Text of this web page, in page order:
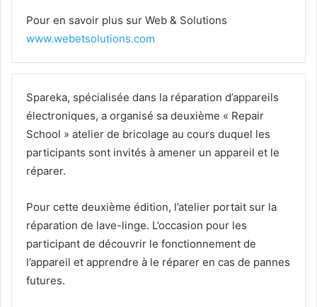
Pour en savoir plus sur Web & Solutions
www.webetsolutions.com
Spareka, spécialisée dans la réparation d’appareils
électroniques, a organisé sa deuxième « Repair
School » atelier de bricolage au cours duquel les
participants sont invités à amener un appareil et le
réparer.
Pour cette deuxième édition, l’atelier portait sur la
réparation de lave-linge. L’occasion pour les
participant de découvrir le fonctionnement de
l’appareil et apprendre à le réparer en cas de pannes
futures.